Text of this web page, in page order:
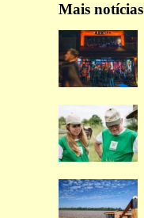
Mais notícias